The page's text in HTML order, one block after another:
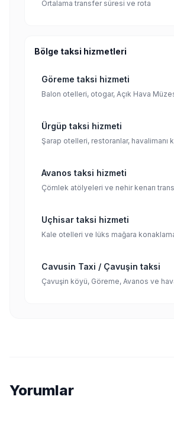
Ortalama transfer süresi ve rota
Bölge taksi hizmetleri
Göreme taksi hizmeti
Balon otelleri, otogar, Açık Hava
Ürgüp taksi hizmeti
Şarap otelleri, restoranlar, havalimanı
Avanos taksi hizmeti
Çömlek atölyeleri ve nehir kenarı
Uçhisar taksi hizmeti
Kale otelleri ve lüks mağara
Cavusin Taxi / Çavuşin taksi
Çavuşin köyü, Göreme, Avanos ve
Yorumlar